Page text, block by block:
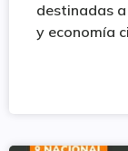
destinadas
y economía